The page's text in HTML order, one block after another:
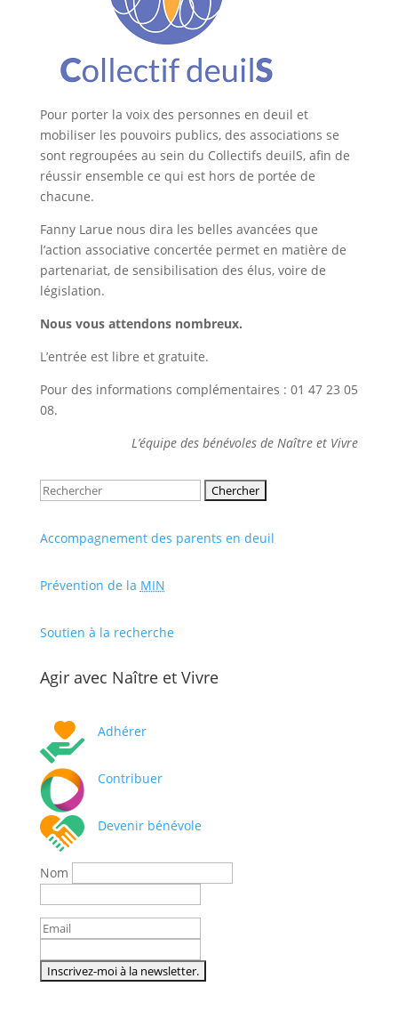
Pour porter la voix des personnes en deuil et
mobiliser les pouvoirs publics, des associations se
sont regroupées au sein du Collectifs deuilS, afin de
réussir ensemble ce qui est hors de portée de
chacune.
Fanny Larue nous dira les belles avancées que
l’action associative concertée permet en matière de
partenariat, de sensibilisation des élus, voire de
législation.
Nous vous attendons nombreux.
L’entrée est libre et gratuite.
Pour des informations complémentaires : 01 47 23 05
08.
L’équipe des bénévoles de Naître et Vivre
Rechercher:
Accompagnement des parents en deuil
Prévention de la MIN
Soutien à la recherche
Agir avec Naître et Vivre
Adhérer
Contribuer
Devenir bénévole
Nom